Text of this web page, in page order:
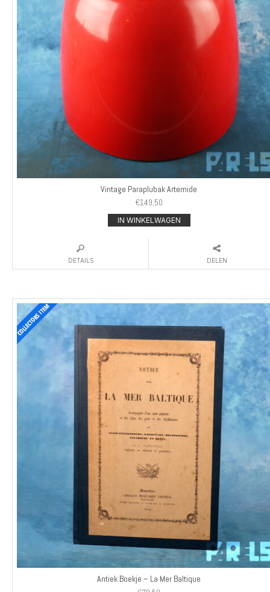
Vintage Paraplubak Artemide
€149,50
IN WINKELWAGEN
DETAILS DELEN
Antiek Boekje – La Mer Baltique